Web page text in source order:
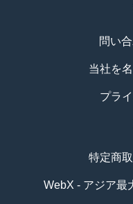
問い
当社を
プラ
特定商
WebX - アジア最